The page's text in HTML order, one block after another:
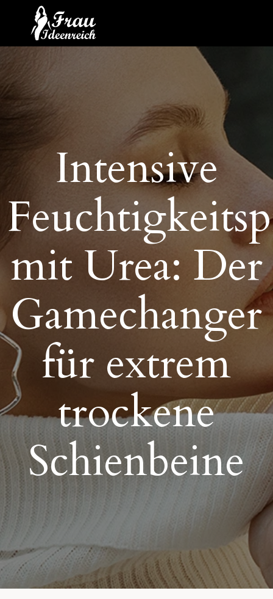
Intensive
mit Urea: Der
Gamechanger
für extrem
trockene
Schienbeine